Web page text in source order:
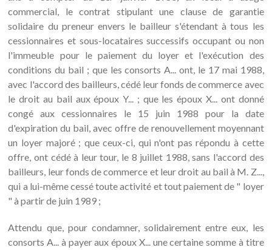
commercial, le contrat stipulant une clause de garantie
solidaire du preneur envers le bailleur s'étendant à tous les
cessionnaires et sous-locataires successifs occupant ou non
l'immeuble pour le paiement du loyer et l'exécution des
conditions du bail ; que les consorts A... ont, le 17 mai 1988,
avec l'accord des bailleurs, cédé leur fonds de commerce avec
le droit au bail aux époux Y... ; que les époux X... ont donné
congé aux cessionnaires le 15 juin 1988 pour la date
d'expiration du bail, avec offre de renouvellement moyennant
un loyer majoré ; que ceux-ci, qui n'ont pas répondu à cette
offre, ont cédé à leur tour, le 8 juillet 1988, sans l'accord des
bailleurs, leur fonds de commerce et leur droit au bail à M. Z...,
qui a lui-même cessé toute activité et tout paiement de " loyer
" à partir de juin 1989 ;
Attendu que, pour condamner, solidairement entre eux, les
consorts A... à payer aux époux X... une certaine somme à titre